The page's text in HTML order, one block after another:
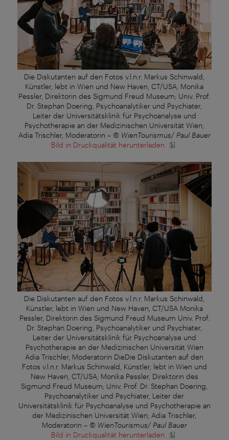
Die Diskutanten auf den Fotos v.l.n.r. Markus Schinwald,
Künstler, lebt in Wien und New Haven, CT/USA; Monika
Pessler, Direktorin des Sigmund Freud Museum; Univ. Prof.
Dr. Stephan Doering, Psychoanalytiker und Psychiater,
Leiter der Universitätsklinik für Psychoanalyse und
Psychotherapie an der Medizinischen Universität Wien;
Adia Trischler, Moderatorin – © WienTourismus/ Paul Bauer
Bild in Druckqualität herunterladen
Die Diskutanten auf den Fotos v.l.n.r. Markus Schinwald,
Künstler, lebt in Wien und New Haven, CT/USA Monika
Pessler, Direktorin des Sigmund Freud Museum Univ. Prof.
Dr. Stephan Doering, Psychoanalytiker und Psychiater,
Leiter der Universitätsklinik für Psychoanalyse und
Psychotherapie an der Medizinischen Universität Wien
Adia Trischler, Moderatorin DieDie Diskutanten auf den
Fotos v.l.n.r. Markus Schinwald, Künstler, lebt in Wien und
New Haven, CT/USA; Monika Pessler, Direktorin des
Sigmund Freud Museum; Univ. Prof. Dr. Stephan Doering,
Psychoanalytiker und Psychiater, Leiter der
Universitätsklinik für Psychoanalyse und Psychotherapie an
der Medizinischen Universität Wien; Adia Trischler,
Moderatorin – © WienTourismus/ Paul Bauer
Bild in Druckqualität herunterladen